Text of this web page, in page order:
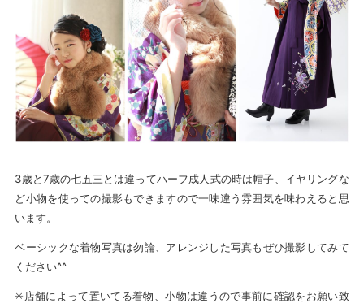
3歳と7歳の七五三とは違ってハーフ成人式の時は帽子、イヤリングな
ど小物を使っての撮影もできますので一味違う雰囲気を味わえると思
います。
ベーシックな着物写真は勿論、アレンジした写真もぜひ撮影してみて
ください^^
✳︎店舗によって置いてる着物、小物は違うので事前に確認をお願い致